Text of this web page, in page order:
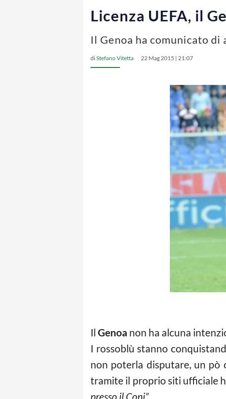
Licenza UEFA, il
Il Genoa ha comunicato
diStefano Vitetta 22 Mag 2015 | 21:07
IlGenoa non ha alcuna
I rossoblù stanno
non poterla disputare, un pò
tramite il proprio siti ufficiale
presso il Coni”.